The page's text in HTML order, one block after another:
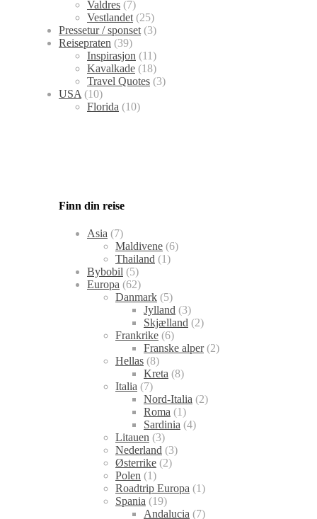
Valdres (7)
Vestlandet (25)
Pressetur / sponset (3)
Reisepraten (39)
Inspirasjon (11)
Kavalkade (18)
Travel Quotes (3)
USA (10)
Florida (10)
Finn din reise
Asia (7)
Maldivene (6)
Thailand (1)
Bybobil (5)
Europa (62)
Danmark (5)
Jylland (3)
Skjælland (2)
Frankrike (6)
Franske alper(2)
Hellas (8)
Kreta (8)
Italia (7)
Nord-Italia (2)
Roma (1)
Sardinia (4)
Litauen (3)
Nederland (3)
Østerrike (2)
Polen (1)
Roadtrip Europa (1)
Spania (19)
Andalucia (7)